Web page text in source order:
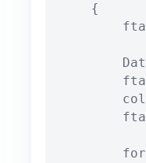
    {